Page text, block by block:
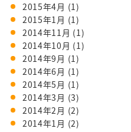
2015年4月 (1)
2015年1月 (1)
2014年11月 (1)
2014年10月 (1)
2014年9月 (1)
2014年6月 (1)
2014年5月 (1)
2014年3月 (3)
2014年2月 (2)
2014年1月 (2)